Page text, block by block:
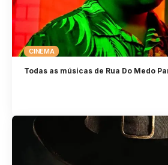
CINEMA
Todas as músicas de Rua Do Medo